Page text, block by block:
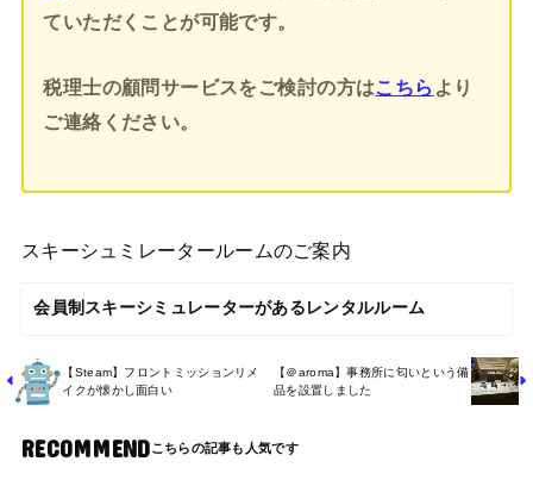
ていただくことが可能です。
税理士の顧問サービスをご検討の方はこちら より
ご連絡ください。
スキーシュミレータールームのご案内
会員制スキーシミュレーターがあるレンタルルーム
【Steam】フロントミッションリメ
イクが懐かし面白い
【＠aroma】事務所に匂いという備
品を設置しました
RECOMMEND